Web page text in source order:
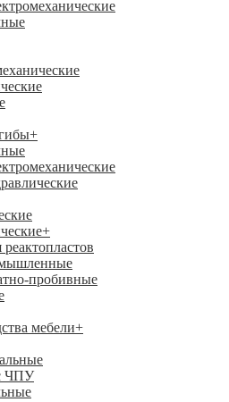
+
+
реактопластов
пробивные
мебели+
ЧПУ